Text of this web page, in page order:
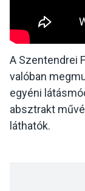
A Szentendrei
valóban
egyéni
absztrakt
láthatók.